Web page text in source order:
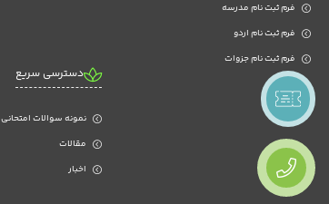
فرم ثبت نام مدرسه
فرم ثبت نام اردو
فرم ثبت نام جزوات
دسترسی سریع
نمونه سوالات امتحانی
مقالات
اخبار